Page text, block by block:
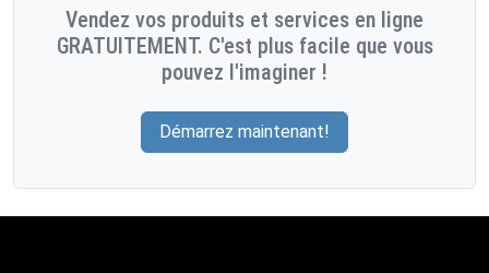
Vendez vos produits et services en ligne
GRATUITEMENT. C'est plus facile que vous
pouvez l'imaginer !
Démarrez maintenant!